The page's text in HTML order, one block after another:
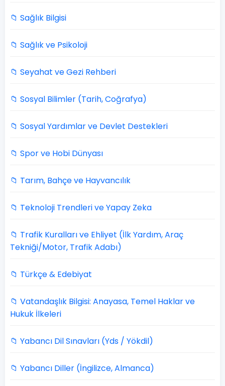
📁 Sağlık Bilgisi
📁 Sağlık ve Psikoloji
📁 Seyahat ve Gezi Rehberi
📁 Sosyal Bilimler (Tarih, Coğrafya)
📁 Sosyal Yardımlar ve Devlet Destekleri
📁 Spor ve Hobi Dünyası
📁 Tarım, Bahçe ve Hayvancılık
📁 Teknoloji Trendleri ve Yapay Zeka
📁 Trafik Kuralları ve Ehliyet (İlk Yardım, Araç
Tekniği/Motor, Trafik Adabı)
📁 Türkçe & Edebiyat
📁 Vatandaşlık Bilgisi: Anayasa, Temel Haklar ve
Hukuk İlkeleri
📁 Yabancı Dil Sınavları (Yds / Yökdil)
📁 Yabancı Diller (İngilizce, Almanca)